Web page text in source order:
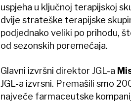
uspjeha u ključnoj terapijskoj
dvije strateške terapijske
podjednako veliki po prihodu,
od sezonskih poremećaja.
Glavni izvršni direktor JGL-a
JGL-a izvrsni. Premašili smo
najveće farmaceutske